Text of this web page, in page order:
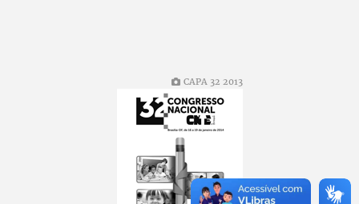
CAPA 32 2013